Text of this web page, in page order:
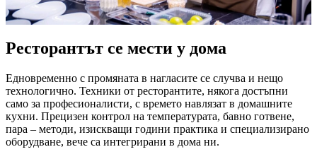
Ресторантът се мести у дома
Едновременно с промяната в нагласите се случва и нещо
технологично. Техники от ресторантите, някога достъпни
само за професионалисти, с времето навлязат в домашните
кухни. Прецизен контрол на температурата, бавно готвене,
пара – методи, изискващи години практика и специализирано
оборудване, вече са интегрирани в дома ни.